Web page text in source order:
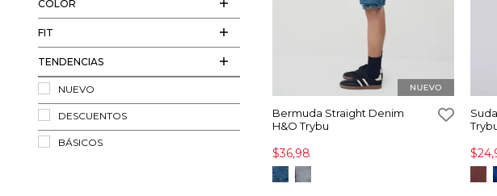
COLOR
FIT
TENDENCIAS
NUEVO
DESCUENTOS
BÁSICOS
Bermuda Straight Denim
H&O Trybu
$36,98